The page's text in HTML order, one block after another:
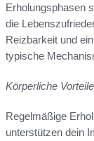
Erholungsphasen
die
Reizbarkeit und
typische
Körperliche Vorteile
Regelmäßige
unterstützen dein